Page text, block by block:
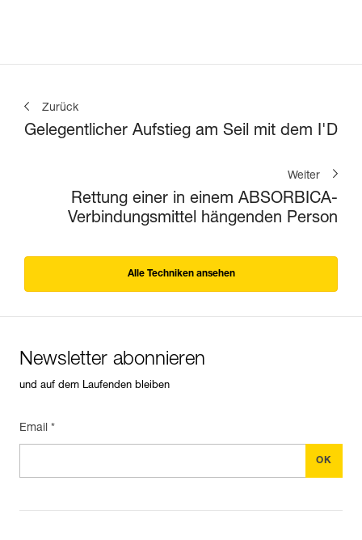
Zurück
Gelegentlicher Aufstieg am Seil mit dem I'D
Weiter
Rettung einer in einem ABSORBICA-
Verbindungsmittel hängenden Person
Alle Techniken ansehen
Newsletter abonnieren
und auf dem Laufenden bleiben
Email *